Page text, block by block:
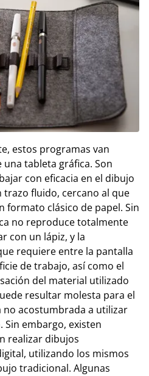
estos programas van
tableta gráfica. Son
con eficacia en el dibujo
fluido, cercano al que
formato clásico de papel. Sin
no reproduce totalmente
con un lápiz, y la
requiere entre la pantalla
de trabajo, así como el
del material utilizado
resultar molesta para el
acostumbrada a utilizar
embargo, existen
realizar dibujos
utilizando los mismos
tradicional. Algunas